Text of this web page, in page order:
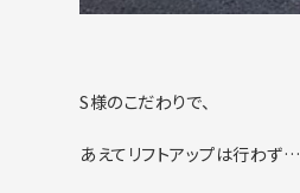
S様のこだわりで、
あえてリフトアップは行わず…